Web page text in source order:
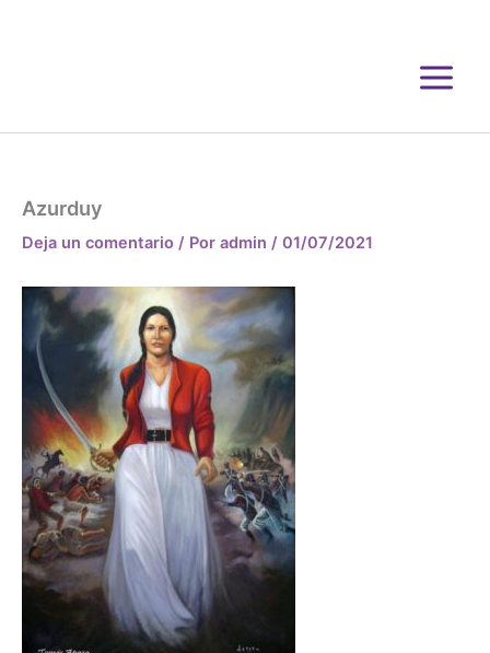
Azurduy
Deja un comentario / Por admin / 01/07/2021